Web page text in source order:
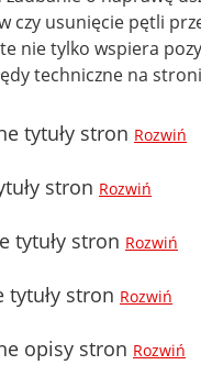
czy usunięcie pętli
nie tylko wspiera
techniczne na
tytuły stron Rozwiń
stron Rozwiń
tytuły stron Rozwiń
tytuły stron Rozwiń
opisy stron Rozwiń